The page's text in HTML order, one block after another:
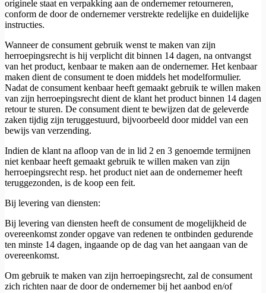
originele staat en verpakking aan de ondernemer retourneren,
conform de door de ondernemer verstrekte redelijke en duidelijke
instructies.
Wanneer de consument gebruik wenst te maken van zijn
herroepingsrecht is hij verplicht dit binnen 14 dagen, na ontvangst
van het product, kenbaar te maken aan de ondernemer. Het kenbaar
maken dient de consument te doen middels het modelformulier.
Nadat de consument kenbaar heeft gemaakt gebruik te willen maken
van zijn herroepingsrecht dient de klant het product binnen 14 dagen
retour te sturen. De consument dient te bewijzen dat de geleverde
zaken tijdig zijn teruggestuurd, bijvoorbeeld door middel van een
bewijs van verzending.
Indien de klant na afloop van de in lid 2 en 3 genoemde termijnen
niet kenbaar heeft gemaakt gebruik te willen maken van zijn
herroepingsrecht resp. het product niet aan de ondernemer heeft
teruggezonden, is de koop een feit.
Bij levering van diensten:
Bij levering van diensten heeft de consument de mogelijkheid de
overeenkomst zonder opgave van redenen te ontbinden gedurende
ten minste 14 dagen, ingaande op de dag van het aangaan van de
overeenkomst.
Om gebruik te maken van zijn herroepingsrecht, zal de consument
zich richten naar de door de ondernemer bij het aanbod en/of